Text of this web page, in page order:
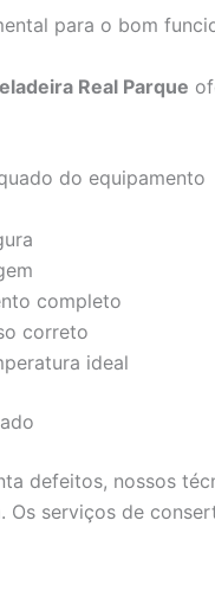
para o bom
Real Parque
do equipamento
completo
correto
ideal
defeitos, nossos
Os serviços de